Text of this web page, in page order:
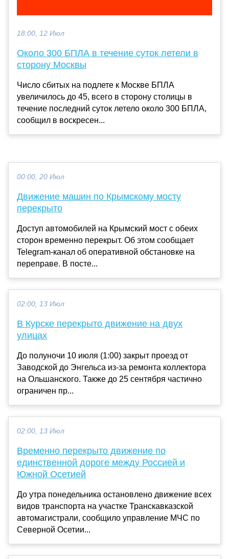
18:00, 12 Июл
Около 300 БПЛА в течение суток летели в
сторону Москвы
Число сбитых на подлете к Москве БПЛА
увеличилось до 45, всего в сторону столицы в
течение последний суток летело около 300 БПЛА,
сообщил в воскресен...
00:00, 20 Июл
Движение машин по Крымскому мосту
перекрыто
Доступ автомобилей на Крымский мост с обеих
сторон временно перекрыт. Об этом сообщает
Telegram-канал об оперативной обстановке на
переправе. В посте...
02:00, 13 Июл
В Курске перекрыто движение на двух
улицах
До полуночи 10 июля (1:00) закрыт проезд от
Заводской до Энгельса из-за ремонта коллектора
на Ольшанского. Также до 25 сентября частично
ограничен пр...
02:00, 13 Июл
Временно перекрыто движение по
единственной дороге между Россией и
Южной Осетией
До утра понедельника остановлено движение всех
видов транспорта на участке Транскавказской
автомагистрали, сообщило управление МЧС по
Северной Осетии...